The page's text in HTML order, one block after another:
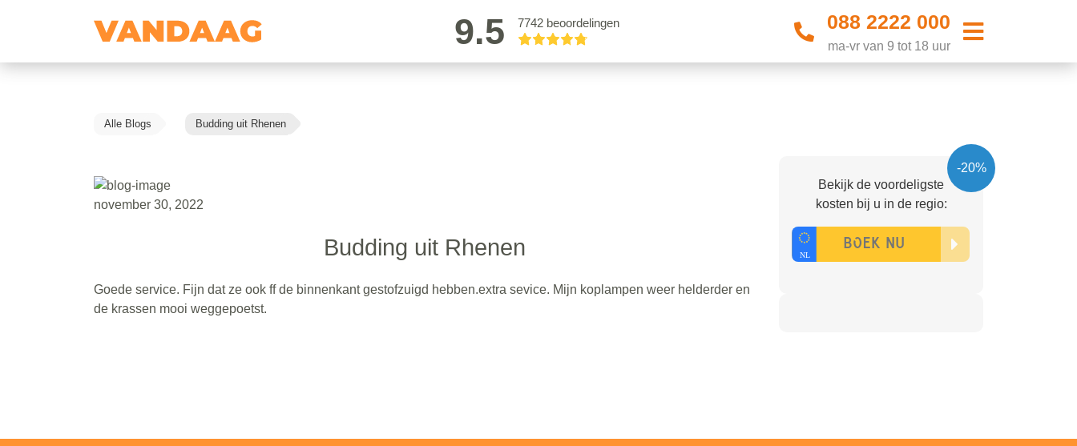
9.5 7742 beoordelingen 088 2222 000
ma-vr van 9 tot 18 uur
Alle Blogs Budding uit Rhenen
november 30, 2022
Budding uit Rhenen
Goede service. Fijn dat ze ook ff de binnenkant gestofzuigd hebben.extra sevice. Mijn koplampen weer helderder en
de krassen mooi weggepoetst.
-20%
Bekijk de voordeligste
kosten bij u in de regio: